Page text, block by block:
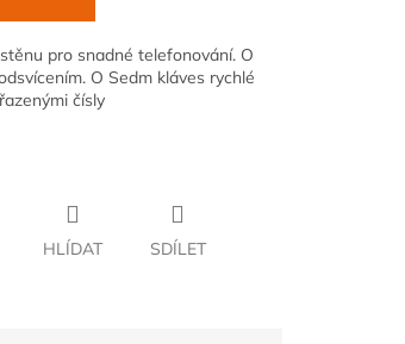
pro snadné telefonování. O
O Sedm kláves rychlé
čísly
HLÍDAT SDÍLET